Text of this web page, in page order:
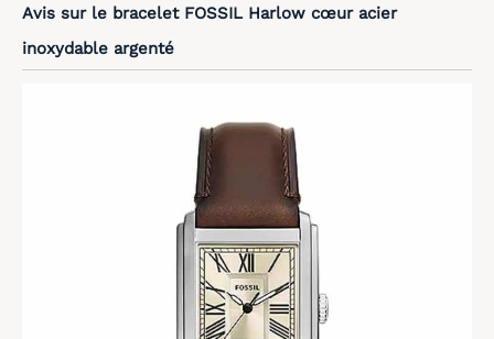
[Batterie 500mAh &
Dites adieu à l'anxiété
avec notre batterie de
intensif, 7 à 15 jours en
usage moyen (charge
rapide en 1h). Certifiée
1ATM(étanchéité jusqu'à
10 mètres), cette
smartwatch est idéale
pour le lavage des mains,
la pluie, la douche et la
natation. Attention :
évitez le contact avec
l'eau chaude, la vapeur,
Avis sur le bracelet FOSSIL Harlow cœur acier
inoxydable argenté